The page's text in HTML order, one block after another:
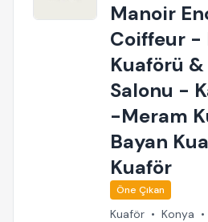
Manoir
Coiffeur -
Kuaförü
Salonu -
-Meram
Bayan
Kuaför
Öne Çıkan
Kuaför • Konya •